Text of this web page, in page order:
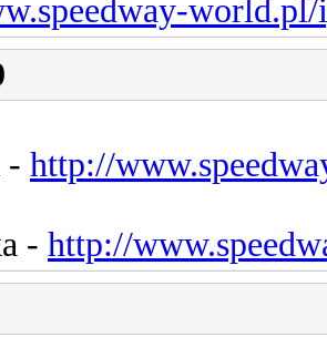
- http://
- http://